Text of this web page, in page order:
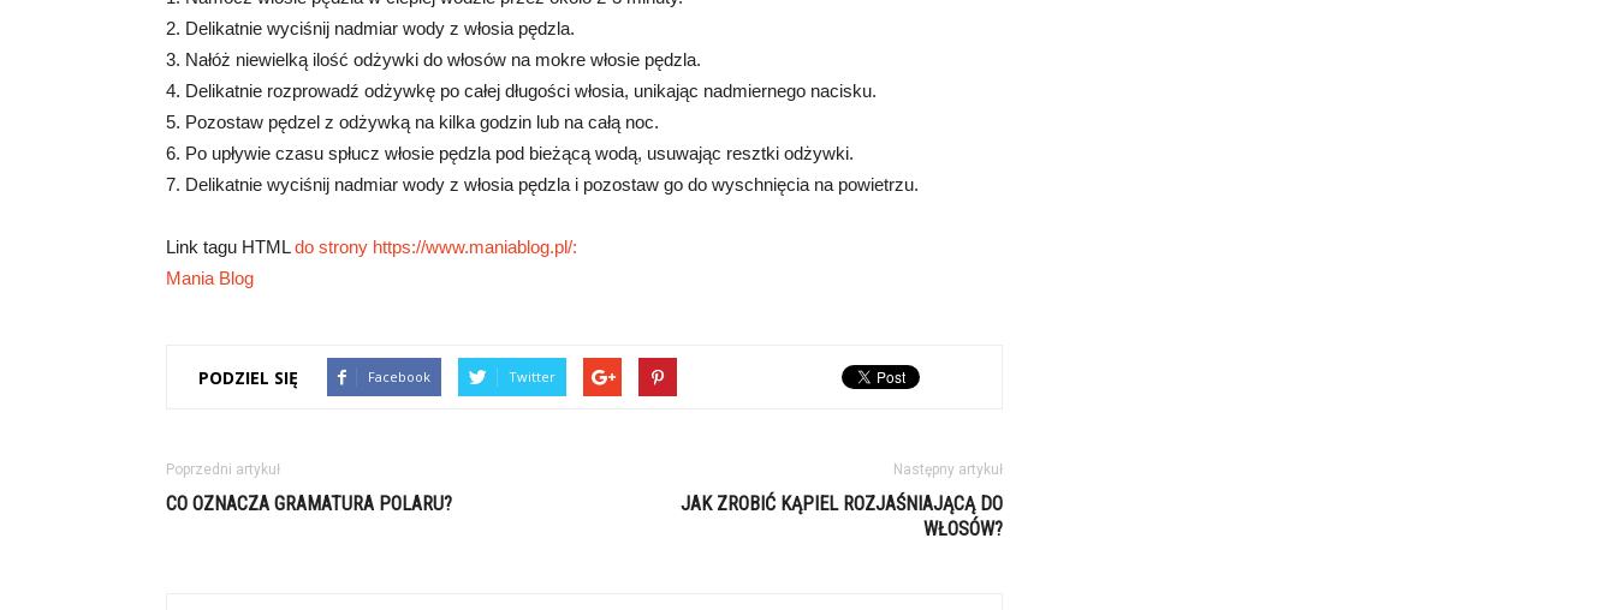
2. Delikatnie wyciśnij nadmiar wody z włosia pędzla.
3. Nałóż niewielką ilość odżywki do włosów na mokre włosie pędzla.
4. Delikatnie rozprowadź odżywkę po całej długości włosia, unikając nadmiernego nacisku.
5. Pozostaw pędzel z odżywką na kilka godzin lub na całą noc.
6. Po upływie czasu spłucz włosie pędzla pod bieżącą wodą, usuwając resztki odżywki.
7. Delikatnie wyciśnij nadmiar wody z włosia pędzla i pozostaw go do wyschnięcia na powietrzu.
Link tagu HTMLdo strony https://www.maniablog.pl/:
Mania Blog
PODZIEL SIĘ Facebook Twitter
Poprzedni artykuł
CO OZNACZA GRAMATURA POLARU?
Następny artykuł
JAK ZROBIĆ KĄPIEL ROZJAŚNIAJĄCĄ DO
WŁOSÓW?